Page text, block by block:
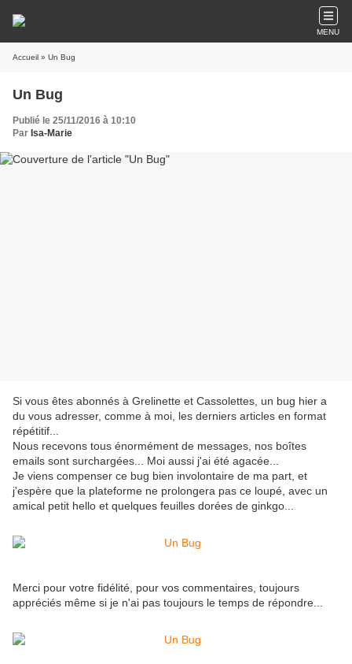
MENU
Accueil » Un Bug
Un Bug
Publié le 25/11/2016 à 10:10
Par Isa-Marie
Si vous êtes abonnés à Grelinette et Cassolettes, un bug hier a
du vous adresser, comme à moi, les derniers articles en format
répétitif...
Nous recevons tous énormément de messages, nos boîtes
emails sont surchargées... Moi aussi j'ai été agacée...
Je viens compenser ce bug bien involontaire de ma part, et
j'espère que la plateforme ne prolongera pas ce loupé, avec un
amical petit hello et quelques feuilles dorées de ginkgo...
Merci pour votre fidélité, pour vos commentaires, toujours
appréciés même si je n'ai pas toujours le temps de répondre...